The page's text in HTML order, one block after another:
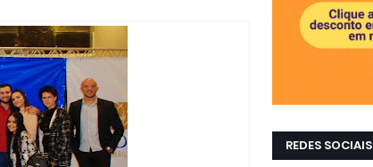
REDES SOCIAIS